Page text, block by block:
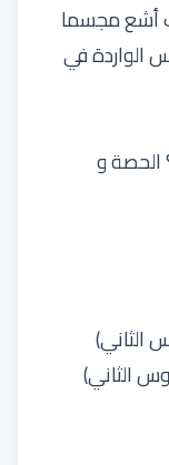
أشع مجسما
الواردة في
الحصة و
الثاني)